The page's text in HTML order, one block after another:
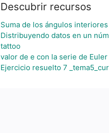
Descubrir recursos
Suma de los ángulos
Distribuyendo datos en un
tattoo
valor de e con la serie de Euler
Ejercicio resuelto 7